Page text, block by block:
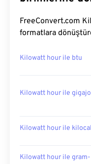
FreeConvert.com
formatlara
Kilowatt hour ile btu
Kilowatt hour ile
Kilowatt hour ile
Kilowatt hour ile gram-